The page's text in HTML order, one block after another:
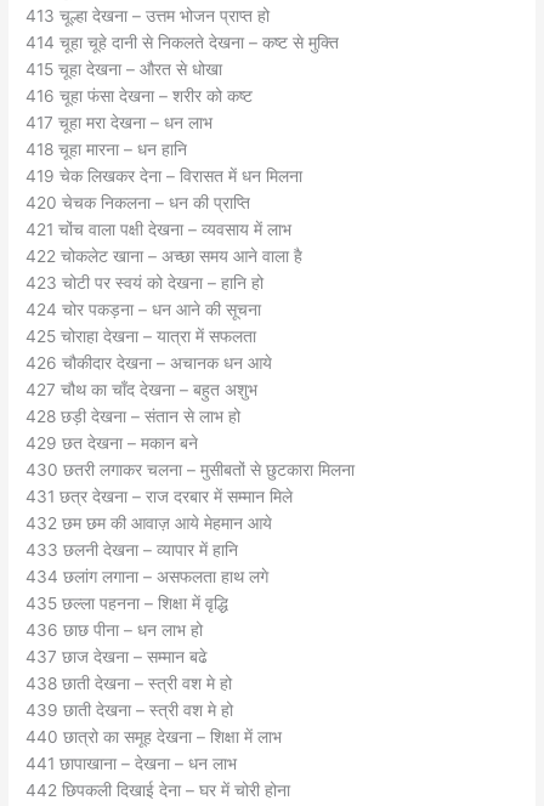
413 चूल्हा देखना – उत्तम भोजन प्राप्त हो
414 चूहा चूहे दानी से निकलते देखना – कष्ट से मुक्ति
415 चूहा देखना – औरत से धोखा
416 चूहा फंसा देखना – शरीर को कष्ट
417 चूहा मरा देखना – धन लाभ
418 चूहा मारना – धन हानि
419 चेक लिखकर देना – विरासत में धन मिलना
420 चेचक निकलना – धन की प्राप्ति
421 चोंच वाला पक्षी देखना – व्यवसाय में लाभ
422 चोकलेट खाना – अच्छा समय आने वाला है
423 चोटी पर स्वयं को देखना – हानि हो
424 चोर पकड़ना – धन आने की सूचना
425 चोराहा देखना – यात्रा में सफलता
426 चौकीदार देखना – अचानक धन आये
427 चौथ का चाँद देखना – बहुत अशुभ
428 छड़ी देखना – संतान से लाभ हो
429 छत देखना – मकान बने
430 छतरी लगाकर चलना – मुसीबतों से छुटकारा मिलना
431 छत्र देखना – राज दरबार में सम्मान मिले
432 छम छम की आवाज़ आये मेहमान आये
433 छलनी देखना – व्यापार में हानि
434 छलांग लगाना – असफलता हाथ लगे
435 छल्ला पहनना – शिक्षा में वृद्धि
436 छाछ पीना – धन लाभ हो
437 छाज देखना – सम्मान बढे
438 छाती देखना – स्त्री वश मे हो
439 छाती देखना – स्त्री वश मे हो
440 छात्रो का समूह देखना – शिक्षा में लाभ
441 छापाखाना – देखना – धन लाभ
442 छिपकली दिखाई देना – घर में चोरी होना